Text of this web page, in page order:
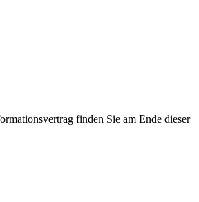
finden Sie am Ende dieser